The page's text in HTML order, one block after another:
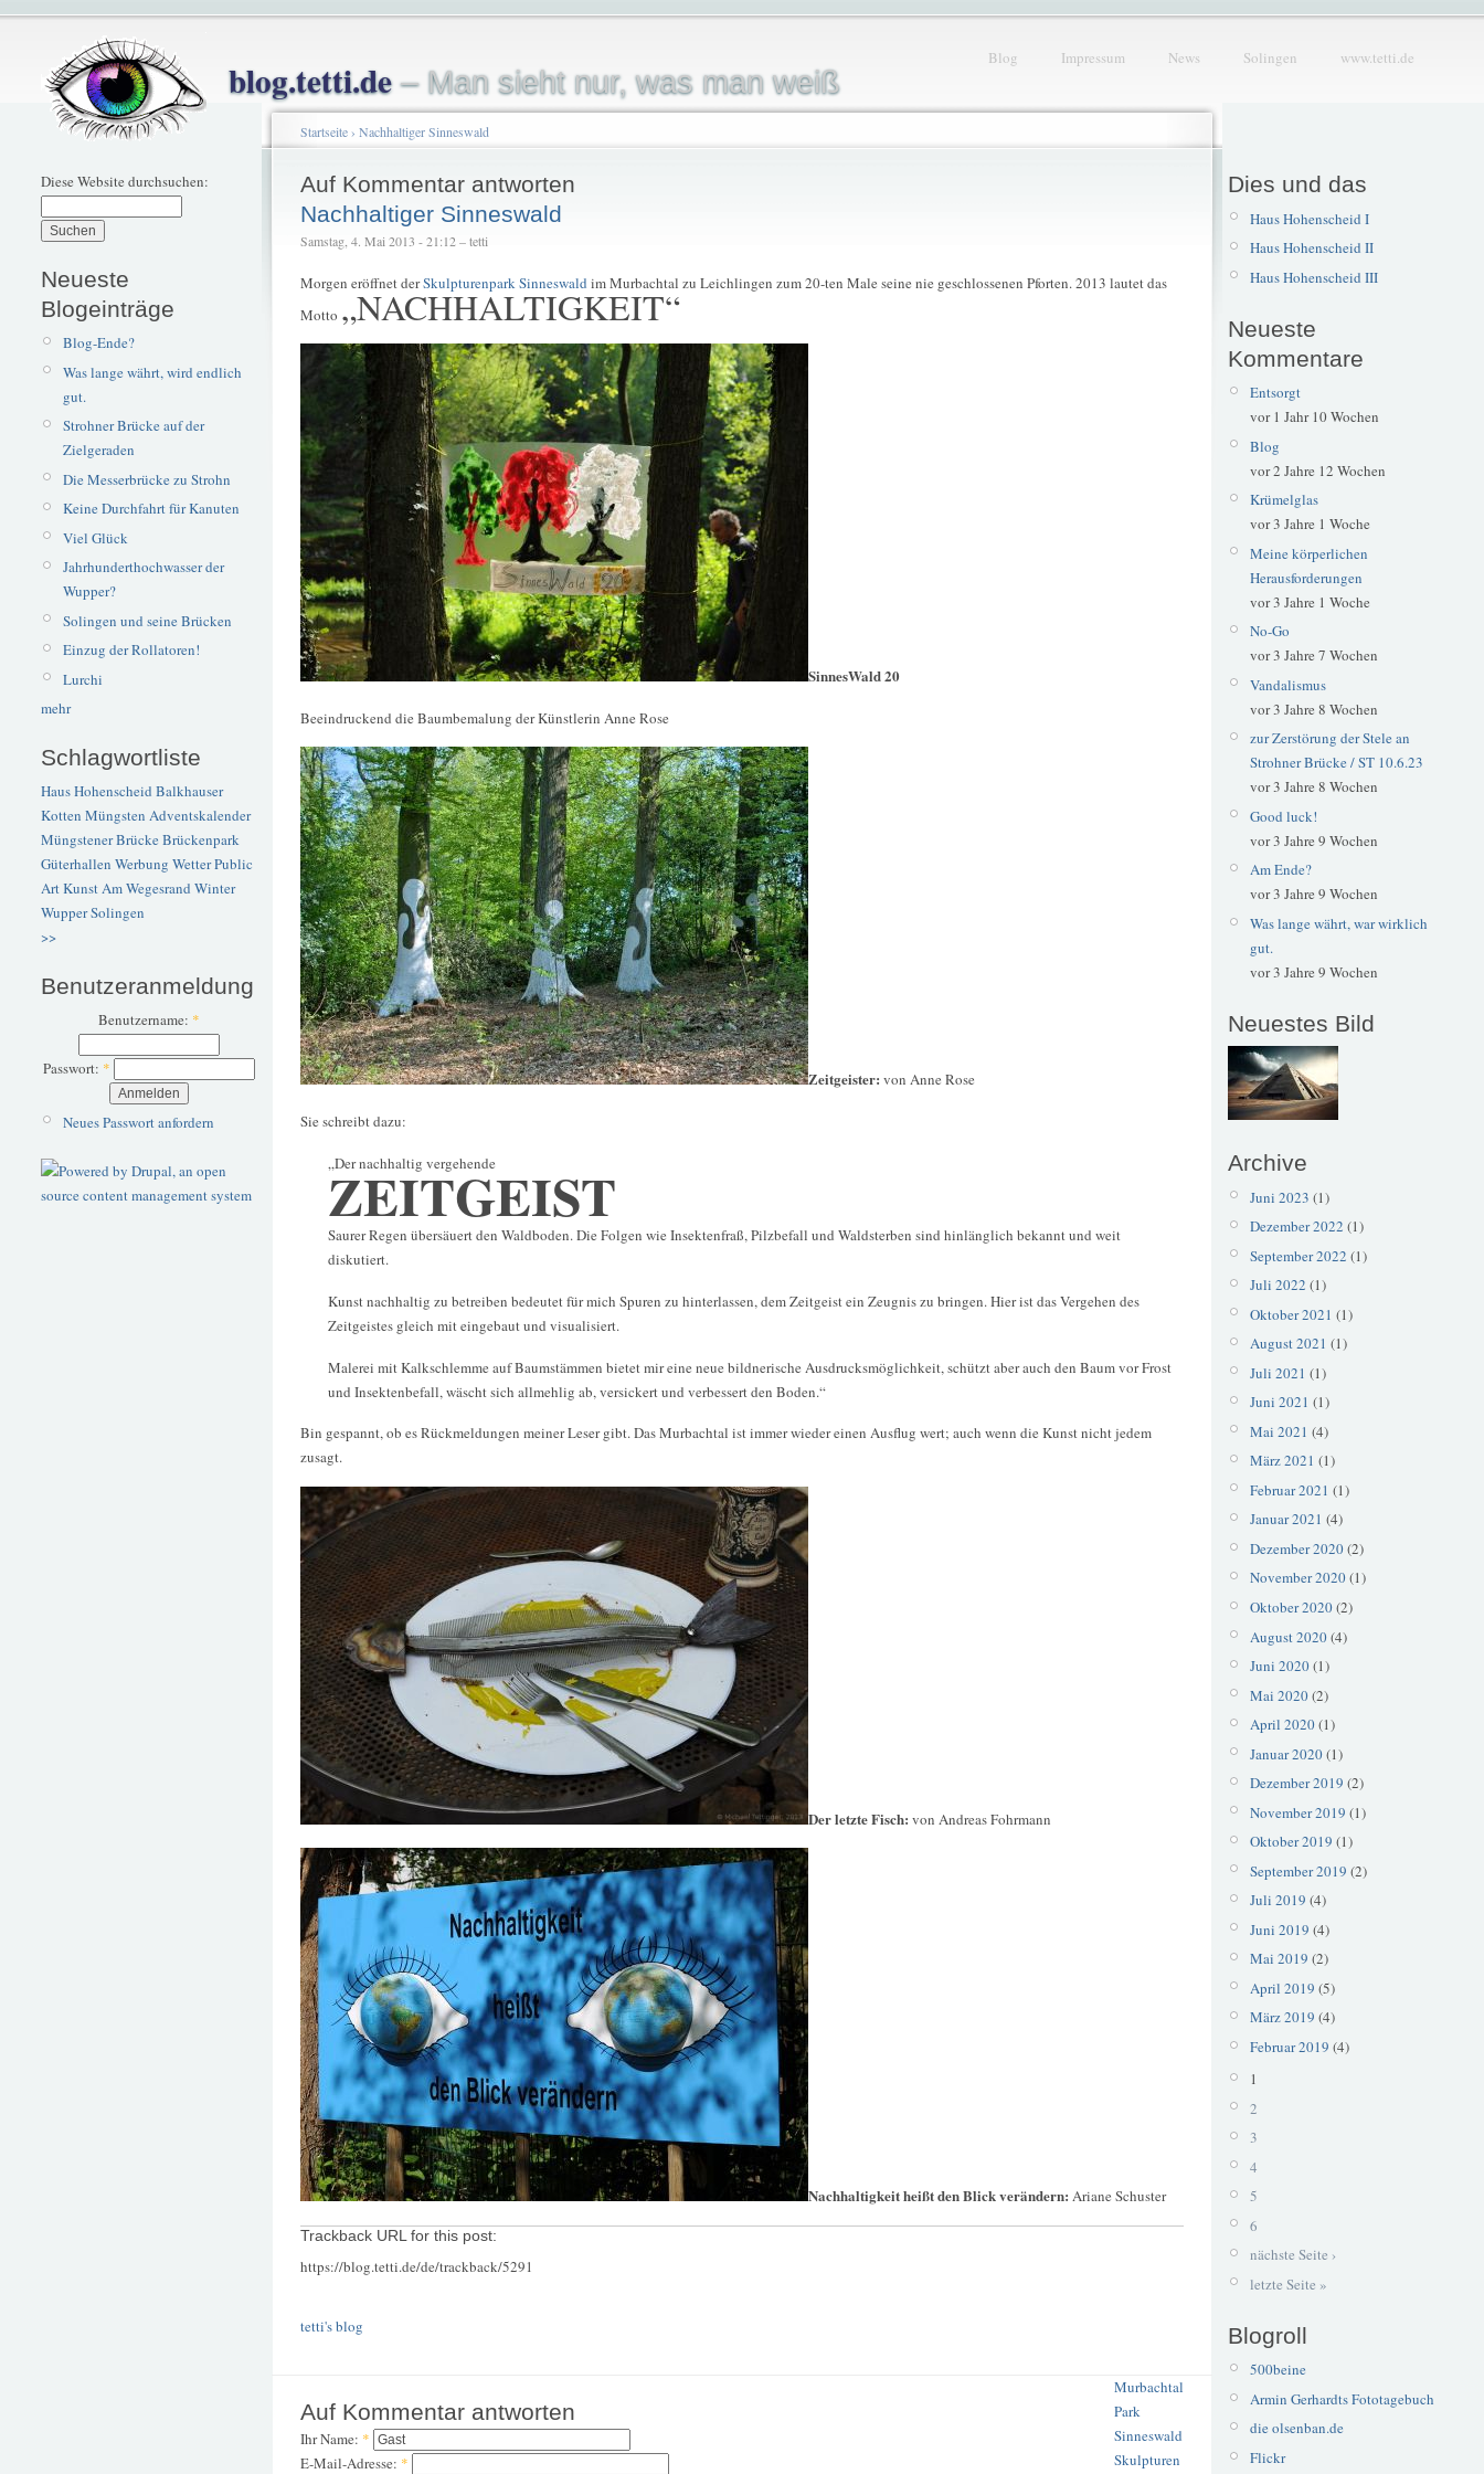
blog.tetti.de– Man sieht nur, was man weiß
Blog Impressum News Solingen www.tetti.de
Diese Website durchsuchen:
Neueste
Blogeinträge
Blog-Ende?
Was lange währt, wird endlich
gut.
Strohner Brücke auf der
Zielgeraden
Die Messerbrücke zu Strohn
Keine Durchfahrt für Kanuten
Viel Glück
Jahrhunderthochwasser der
Wupper?
Solingen und seine Brücken
Einzug der Rollatoren!
Lurchi
mehr
Schlagwortliste
Haus Hohenscheid Balkhauser
Kotten Müngsten Adventskalender
Müngstener BrückeBrückenpark
Güterhallen Werbung WetterPublic
ArtKunstAm Wegesrand Winter
WupperSolingen
>>
Benutzeranmeldung
Benutzername: *
Passwort: *
Neues Passwort anfordern
Startseite› Nachhaltiger Sinneswald
Auf Kommentar antworten
Nachhaltiger Sinneswald
Samstag, 4. Mai 2013 - 21:12 – tetti
Morgen eröffnet derSkulpturenpark Sinneswald im Murbachtal zu Leichlingen zum 20-ten Male seine nie geschlossenen Pforten. 2013 lautet das
Motto „NACHHALTIGKEIT“
SinnesWald 20
Beeindruckend die Baumbemalung der Künstlerin Anne Rose
Zeitgeister: von Anne Rose
Sie schreibt dazu:
„Der nachhaltig vergehende
ZEITGEIST
Saurer Regen übersäuert den Waldboden. Die Folgen wie Insektenfraß, Pilzbefall und Waldsterben sind hinlänglich bekannt und weit
diskutiert.
Kunst nachhaltig zu betreiben bedeutet für mich Spuren zu hinterlassen, dem Zeitgeist ein Zeugnis zu bringen. Hier ist das Vergehen des
Zeitgeistes gleich mit eingebaut und visualisiert.
Malerei mit Kalkschlemme auf Baumstämmen bietet mir eine neue bildnerische Ausdrucksmöglichkeit, schützt aber auch den Baum vor Frost
und Insektenbefall, wäscht sich allmehlig ab, versickert und verbessert den Boden.“
Bin gespannt, ob es Rückmeldungen meiner Leser gibt. Das Murbachtal ist immer wieder einen Ausflug wert; auch wenn die Kunst nicht jedem
zusagt.
Der letzte Fisch: von Andreas Fohrmann
Nachhaltigkeit heißt den Blick verändern: Ariane Schuster
Trackback URL for this post:
https://blog.tetti.de/de/trackback/5291
tetti's blog
Murbachtal
Park
Sinneswald
Skulpturen
Auf Kommentar antworten
Ihr Name: *
E-Mail-Adresse: *
Dies und das
Haus Hohenscheid I
Haus Hohenscheid II
Haus Hohenscheid III
Neueste
Kommentare
Entsorgt
vor 1 Jahr 10 Wochen
Blog
vor 2 Jahre 12 Wochen
Krümelglas
vor 3 Jahre 1 Woche
Meine körperlichen
Herausforderungen
vor 3 Jahre 1 Woche
No-Go
vor 3 Jahre 7 Wochen
Vandalismus
vor 3 Jahre 8 Wochen
zur Zerstörung der Stele an
Strohner Brücke / ST 10.6.23
vor 3 Jahre 8 Wochen
Good luck!
vor 3 Jahre 9 Wochen
Am Ende?
vor 3 Jahre 9 Wochen
Was lange währt, war wirklich
gut.
vor 3 Jahre 9 Wochen
Neuestes Bild
Archive
Juni 2023 (1)
Dezember 2022 (1)
September 2022 (1)
Juli 2022 (1)
Oktober 2021 (1)
August 2021 (1)
Juli 2021 (1)
Juni 2021 (1)
Mai 2021 (4)
März 2021 (1)
Februar 2021 (1)
Januar 2021 (4)
Dezember 2020(2)
November 2020(1)
Oktober 2020(2)
August 2020(4)
Juni 2020(1)
Mai 2020(2)
April 2020(1)
Januar 2020(1)
Dezember 2019 (2)
November 2019 (1)
Oktober 2019 (1)
September 2019 (2)
Juli 2019 (4)
Juni 2019 (4)
Mai 2019 (2)
April 2019 (5)
März 2019 (4)
Februar 2019 (4)
1
2
3
4
5
6
nächste Seite ›
letzte Seite »
Blogroll
500beine
Armin Gerhardts Fototagebuch
die olsenban.de
Flickr